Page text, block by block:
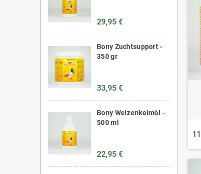
29,95 €
Bony Zuchtsupport -
350 gr
33,95 €
Bony Weizenkeimöl -
500 ml
22,95 €